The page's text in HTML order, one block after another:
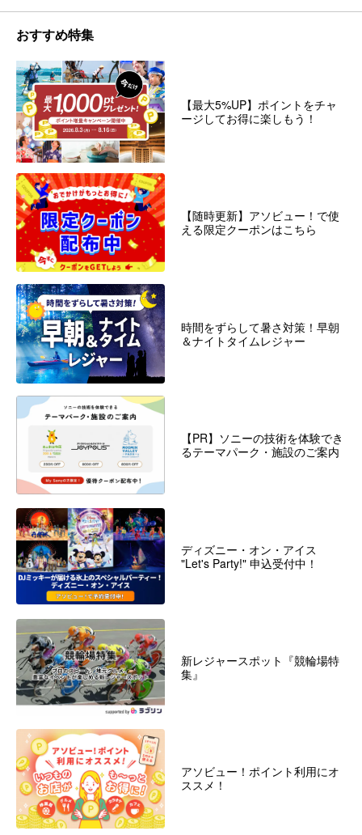
おすすめ特集
【最大5%UP】ポイントをチャ
ージしてお得に楽しもう！
【随時更新】アソビュー！で使
える限定クーポンはこちら
時間をずらして暑さ対策！早朝
＆ナイトタイムレジャー
【PR】ソニーの技術を体験でき
るテーマパーク・施設のご案内
ディズニー・オン・アイス
"Let's Party!" 申込受付中！
新レジャースポット『競輪場特
集』
アソビュー！ポイント利用にオ
ススメ！